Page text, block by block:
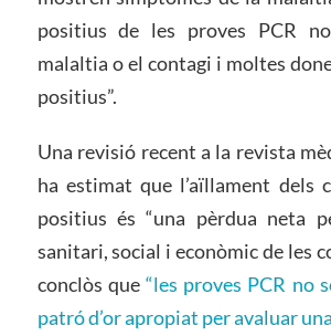
positius de les proves PCR
malaltia o el contagi i moltes
positius”.
Una revisió recent a la revista
ha estimat que l’aïllament dels
positius és “una pèrdua neta
sanitari, social i econòmic de les
conclòs que “les proves PCR no
patró d’or apropiat per avaluar